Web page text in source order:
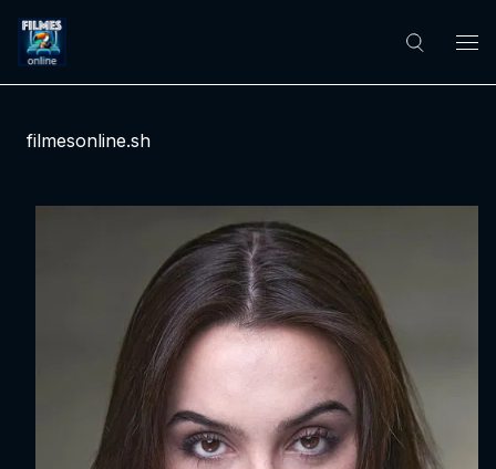
filmesonline.sh